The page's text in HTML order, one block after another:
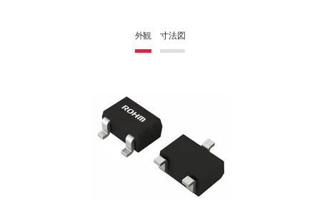
外観 寸法図